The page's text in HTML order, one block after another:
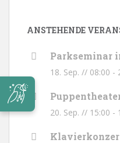
ANSTEHENDE
Parkseminar
18. Sep. // 08:00 -
20. Sep. // 15:00 -